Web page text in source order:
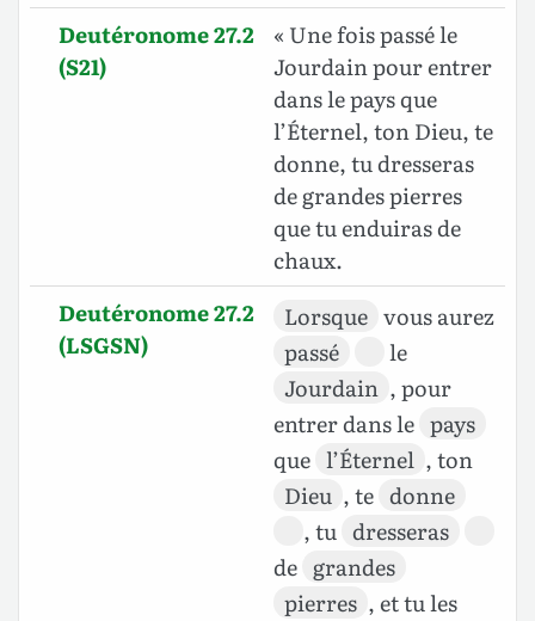
Deutéronome 27.2
(S21)
« Une fois passé le
Jourdain pour entrer
dans le pays que
l’Éternel, ton Dieu, te
donne, tu dresseras
de grandes pierres
que tu enduiras de
chaux.
Deutéronome 27.2
(LSGSN)
Lorsque vous aurez
passé
le
Jourdain , pour
entrer dans le pays
que l’Éternel , ton
Dieu , te donne
, tu dresseras
de grandes
pierres , et tu les